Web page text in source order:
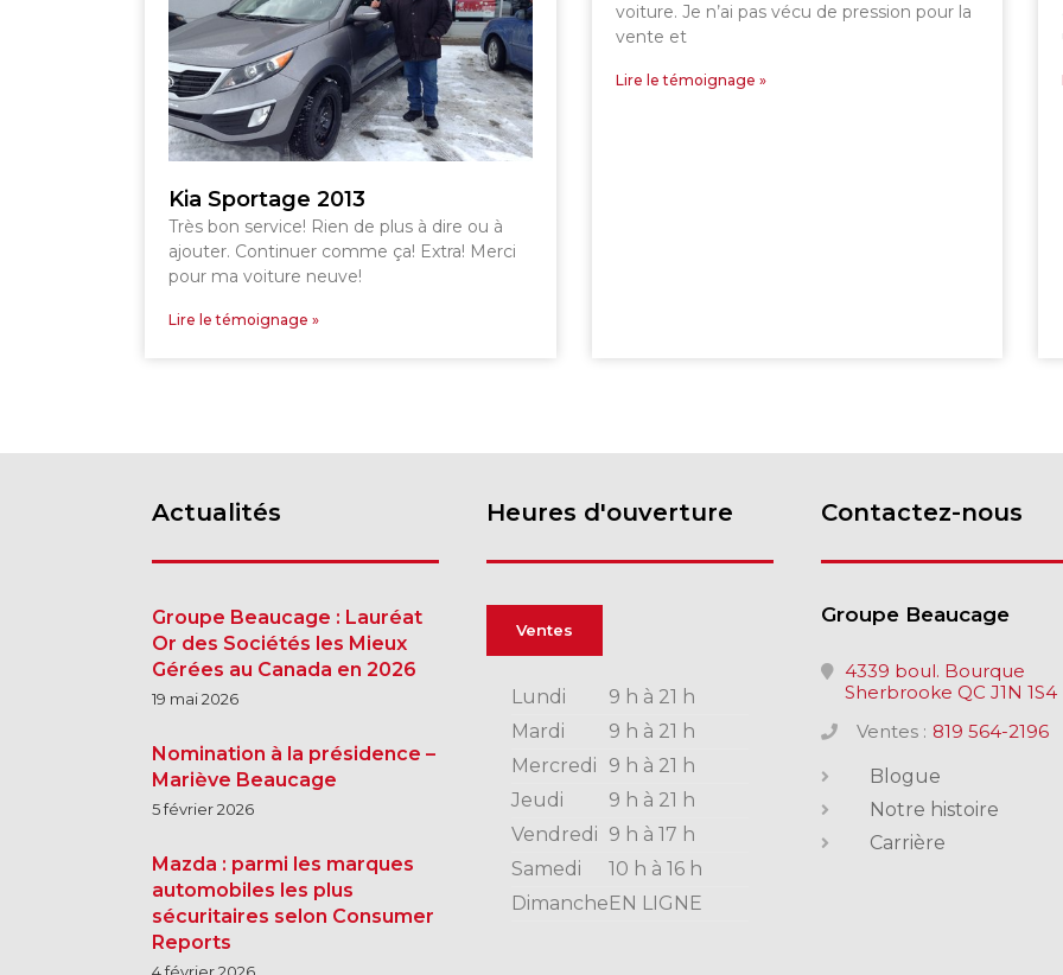
Kia Sportage 2013
Très bon service! Rien de plus à dire ou à
ajouter. Continuer comme ça! Extra! Merci
pour ma voiture neuve!
Lire le témoignage »
voiture. Je n’ai pas vécu de pression pour la
vente et
Lire le témoignage »
Actualités
Groupe Beaucage : Lauréat
Or des Sociétés les Mieux
Gérées au Canada en 2026
19 mai 2026
Nomination à la présidence –
Mariève Beaucage
5 février 2026
Mazda : parmi les marques
automobiles les plus
sécuritaires selon Consumer
Reports
4 février 2026
Heures d'ouverture
Ventes
Lundi
9 h à 21 h
Mardi
9 h à 21 h
Mercredi
9 h à 21 h
Jeudi
9 h à 21 h
Vendredi 9 h à 17 h
Samedi
10 h à 16 h
DimancheEN LIGNE
Contactez-nous
Groupe Beaucage
4339 boul. Bourque
Sherbrooke QC J1N 1S4
Ventes : 819 564-2196
Blogue
Notre histoire
Carrière